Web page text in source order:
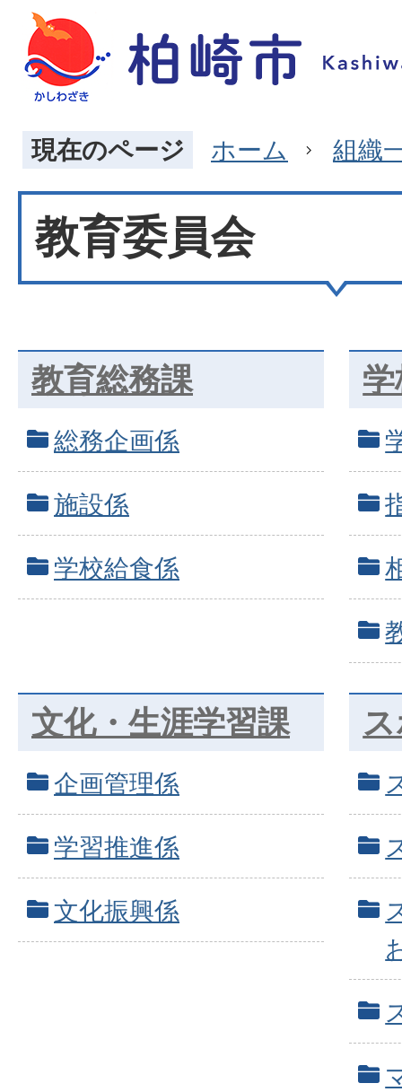
現在のページ ホーム 組織
教育委員会
教育総務課
総務企画係
施設係
学校給食係
文化・生涯学習課
企画管理係
学習推進係
文化振興係